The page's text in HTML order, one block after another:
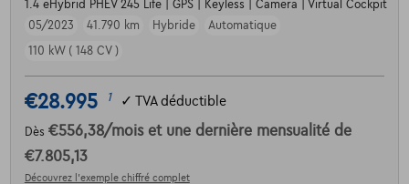
1.4 eHybrid PHEV 245 Life | GPS | Keyless | Camera | Virtual Cockpit
05/2023
41.790 km Hybride
Automatique
110 kW ( 148 CV )
€28.995 1 ✓ TVA déductible
Dès €556,38/mois et une dernière mensualité de
€7.805,13
Découvrez l’exemple chiffré complet